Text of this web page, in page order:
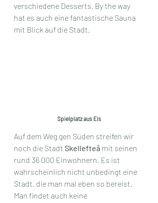
verschiedene Desserts. By the way
hat es auch eine fantastische Sauna
mit Blick auf die Stadt.
Spielplatz aus Eis
Auf dem Weg gen Süden streifen wir
noch die Stadt Skellefteå mit seinen
rund 36 000 Einwohnern. Es ist
wahrscheinlich nicht unbedingt eine
Stadt, die man mal eben so bereist.
Man findet auch keine